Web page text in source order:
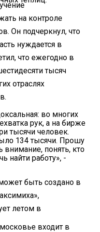
на контроле
Он подчеркнул, что
нуждается в
что ежегодно в
тысяч
отраслях
во многих
рук, а на бирже
тысячи человек.
134 тысячи. Прошу
внимание, понять, кто
найти работу», -
быть создано в
летом в
входит в